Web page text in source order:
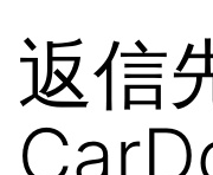
返信